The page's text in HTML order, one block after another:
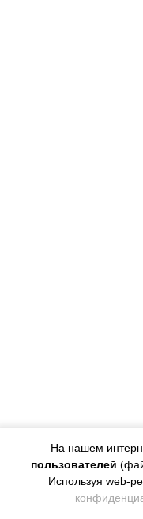
На нашем
пользователей
Используя web-